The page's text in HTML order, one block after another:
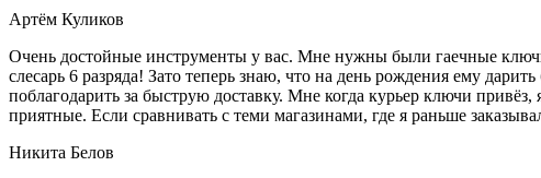
Артём Куликов
Очень достойные инструменты у вас. Мне нужны были гаечные
слесарь 6 разряда! Зато теперь знаю, что на день рождения ему
поблагодарить за быструю доставку. Мне когда курьер ключи
приятные. Если сравнивать с теми магазинами, где я раньше
Никита Белов